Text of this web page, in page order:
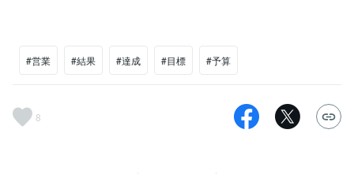
#営業 #結果 #達成 #目標 #予算
8